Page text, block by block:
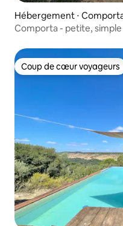
Hébergement ⋅
Comporta - petite,
Coup de cœur voyageurs
Coup de cœur voyageurs